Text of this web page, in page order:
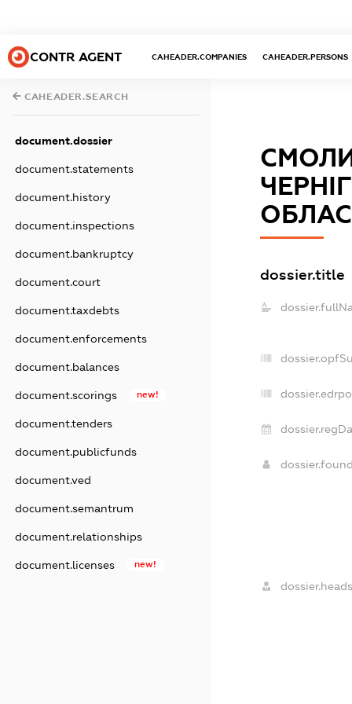
CONTR AGENT CAHEADER.COMPANIES CAHEADER.PERSONS
CAHEADER.SEARCH
document.dossier
document.statements
document.history
document.inspections
document.bankruptcy
document.court
document.taxdebts
document.enforcements
document.balances
document.scorings new!
document.tenders
document.publicfunds
document.ved
document.semantrum
document.relationships
document.licenses new!
dossier.title